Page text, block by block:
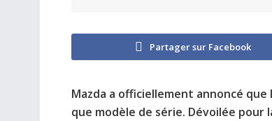
Partager sur Facebook
Mazda a officiellement annoncé
que modèle de série. Dévoilée pour